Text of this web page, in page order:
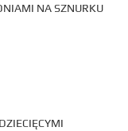
NA SZNURKU